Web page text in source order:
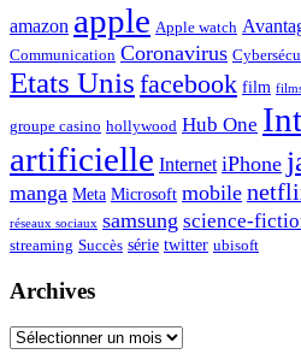
amazon apple Apple watch
Communication Coronavirus
Etats Unis facebook film
groupe casino hollywood Hub One
artificielle Internet iPhone
manga Meta Microsoft mobile
réseaux sociaux samsung science-
streaming Succès série twitter ubisoft
Archives
Archives